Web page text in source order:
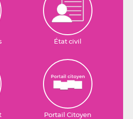
État civil
Portail Citoyen